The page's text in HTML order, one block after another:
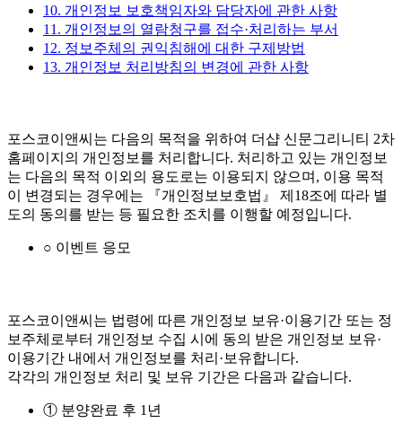
10. 개인정보 보호책임자와 담당자에 관한 사항
11. 개인정보의 열람청구를 접수·처리하는 부서
12. 정보주체의 권익침해에 대한 구제방법
13. 개인정보 처리방침의 변경에 관한 사항
포스코이앤씨는 다음의 목적을 위하여 더샵 신문그리니티 2차
홈페이지의 개인정보를 처리합니다. 처리하고 있는 개인정보
는 다음의 목적 이외의 용도로는 이용되지 않으며, 이용 목적
이 변경되는 경우에는 『개인정보보호법』 제18조에 따라 별
도의 동의를 받는 등 필요한 조치를 이행할 예정입니다.
○ 이벤트 응모
포스코이앤씨는 법령에 따른 개인정보 보유·이용기간 또는 정
보주체로부터 개인정보 수집 시에 동의 받은 개인정보 보유·
이용기간 내에서 개인정보를 처리·보유합니다.
각각의 개인정보 처리 및 보유 기간은 다음과 같습니다.
① 분양완료 후 1년